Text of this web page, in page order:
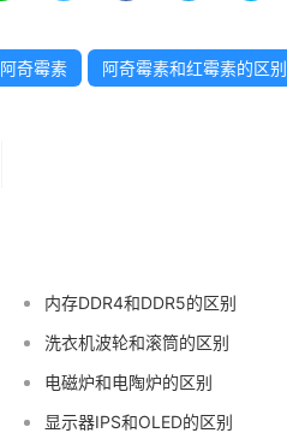
阿奇霉素 阿奇霉素和红霉素的区别
内存DDR4和DDR5的区别
洗衣机波轮和滚筒的区别
电磁炉和电陶炉的区别
显示器IPS和OLED的区别